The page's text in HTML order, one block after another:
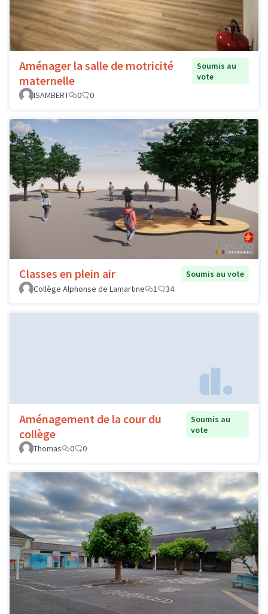
Aménager la salle de motricité
maternelle
Soumis au
vote
ISAMBERT
0 0
Classes en plein air
Soumis au vote
Collège Alphonse de Lamartine
1 34
Aménagement de la cour du
collège
Soumis au
vote
Thomas
0 0